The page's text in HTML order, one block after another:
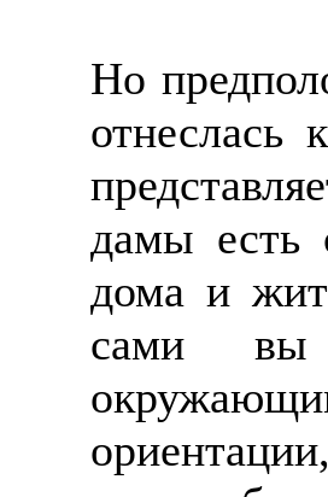
Но
дамы есть
дома и
сами вы